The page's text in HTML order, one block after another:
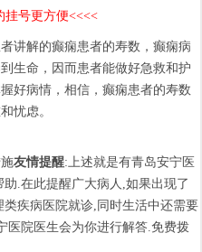
挂号更方便<<<<
解的癫痫患者的寿数，癫痫病
生命，因而患者能做好急救和护
好病情，相信，癫痫患者的寿数
忧虑。
友情提醒:上述就是有青岛安宁医
.在此提醒广大病人,如果出现了
疾病医院就诊,同时生活中还需要
医院医生会为你进行解答.免费拨